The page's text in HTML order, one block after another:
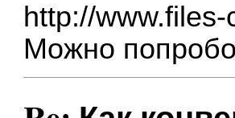
http://
Можно